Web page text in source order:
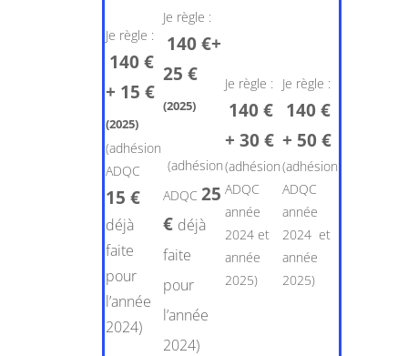
Je règle :
140 €
+ 15 €
(2025)
(adhésion
ADQC
15 €
déjà
faite
pour
l’année
2024)
Je règle :
140 €+
25 €
(2025)
(adhésion
ADQC 25
€ déjà
faite
pour
l’année
2024)
Je règle :
140 €
+ 30 €
(adhésion
ADQC
année
2024 et
année
2025)
Je règle :
140 €
+ 50 €
(adhésion
ADQC
année
2024 et
année
2025)